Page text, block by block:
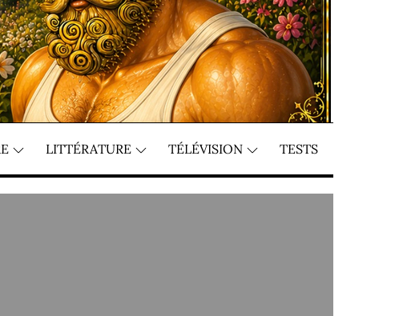
LITTÉRATURE TÉLÉVISION TESTS